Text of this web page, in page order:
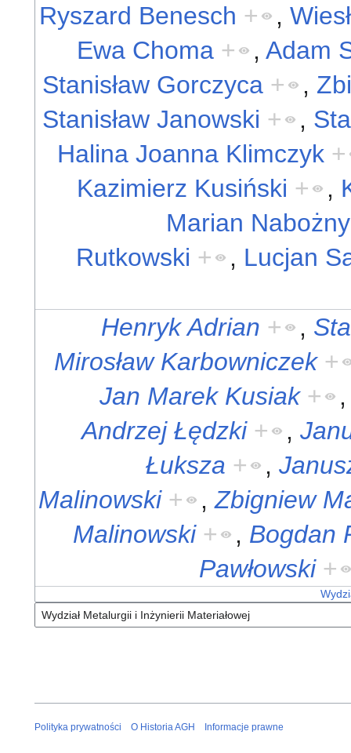
Ryszard Benesch + ,
Ewa Choma + , Adam
Stanisław Gorczyca + ,
Stanisław Janowski + ,
Halina Joanna Klimczyk +
Kazimierz Kusiński + ,
Marian Nabożny
Rutkowski + , Lucjan
Henryk Adrian + ,
Mirosław Karbowniczek +
Jan Marek Kusiak +
Andrzej Łędzki + ,
Łuksza + ,
Malinowski + ,Zbigniew
Malinowski + , Bogdan
Pawłowski +
Polityka prywatności O Historia AGH Informacje prawne